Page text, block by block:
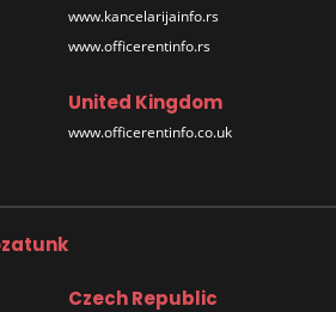
www.kancelarijainfo.rs
www.officerentinfo.rs
United Kingdom
www.officerentinfo.co.uk
Czech Republic